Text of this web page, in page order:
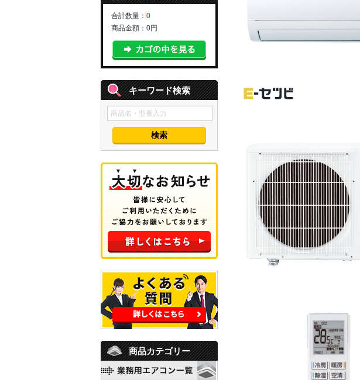
合計数量： 0
商品金額： 0円
キーワード検索
商品カテゴリー